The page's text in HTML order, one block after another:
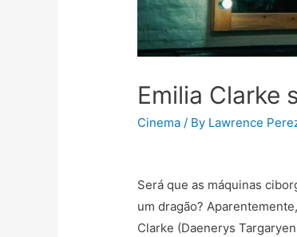
Emilia Clarke
Cinema / By Lawrence
Será que as máquinas
um dragão?
Clarke (Daenerys